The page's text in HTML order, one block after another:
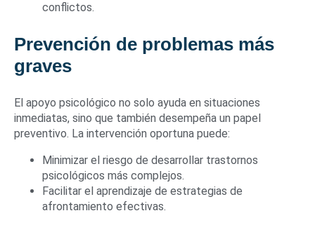
conflictos.
Prevención de problemas más
graves
El apoyo psicológico no solo ayuda en situaciones
inmediatas, sino que también desempeña un papel
preventivo. La intervención oportuna puede:
Minimizar el riesgo de desarrollar trastornos
psicológicos más complejos.
Facilitar el aprendizaje de estrategias de
afrontamiento efectivas.